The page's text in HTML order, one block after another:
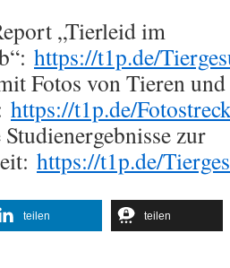
„Tierleid im
https://t1p.de/
Fotos von Tieren
https://t1p.de/
zur
https://t1p.de/
teilen teilen